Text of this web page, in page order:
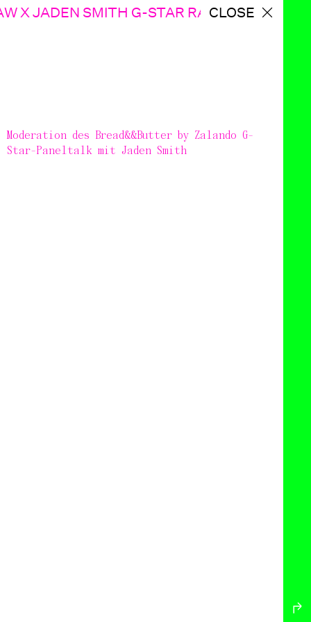
CLOSE
X JADEN SMITH G-STAR RAW X JADEN
Moderation des Bread&&Butter by Zalando G-
Star-Paneltalk mit Jaden Smith